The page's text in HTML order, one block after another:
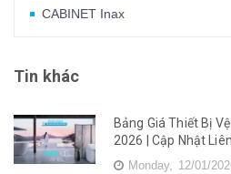
CABINET Inax
Tin khác
Bảng Giá Thiết Bị
2026 | Cập Nhật
Monday, 12/01/